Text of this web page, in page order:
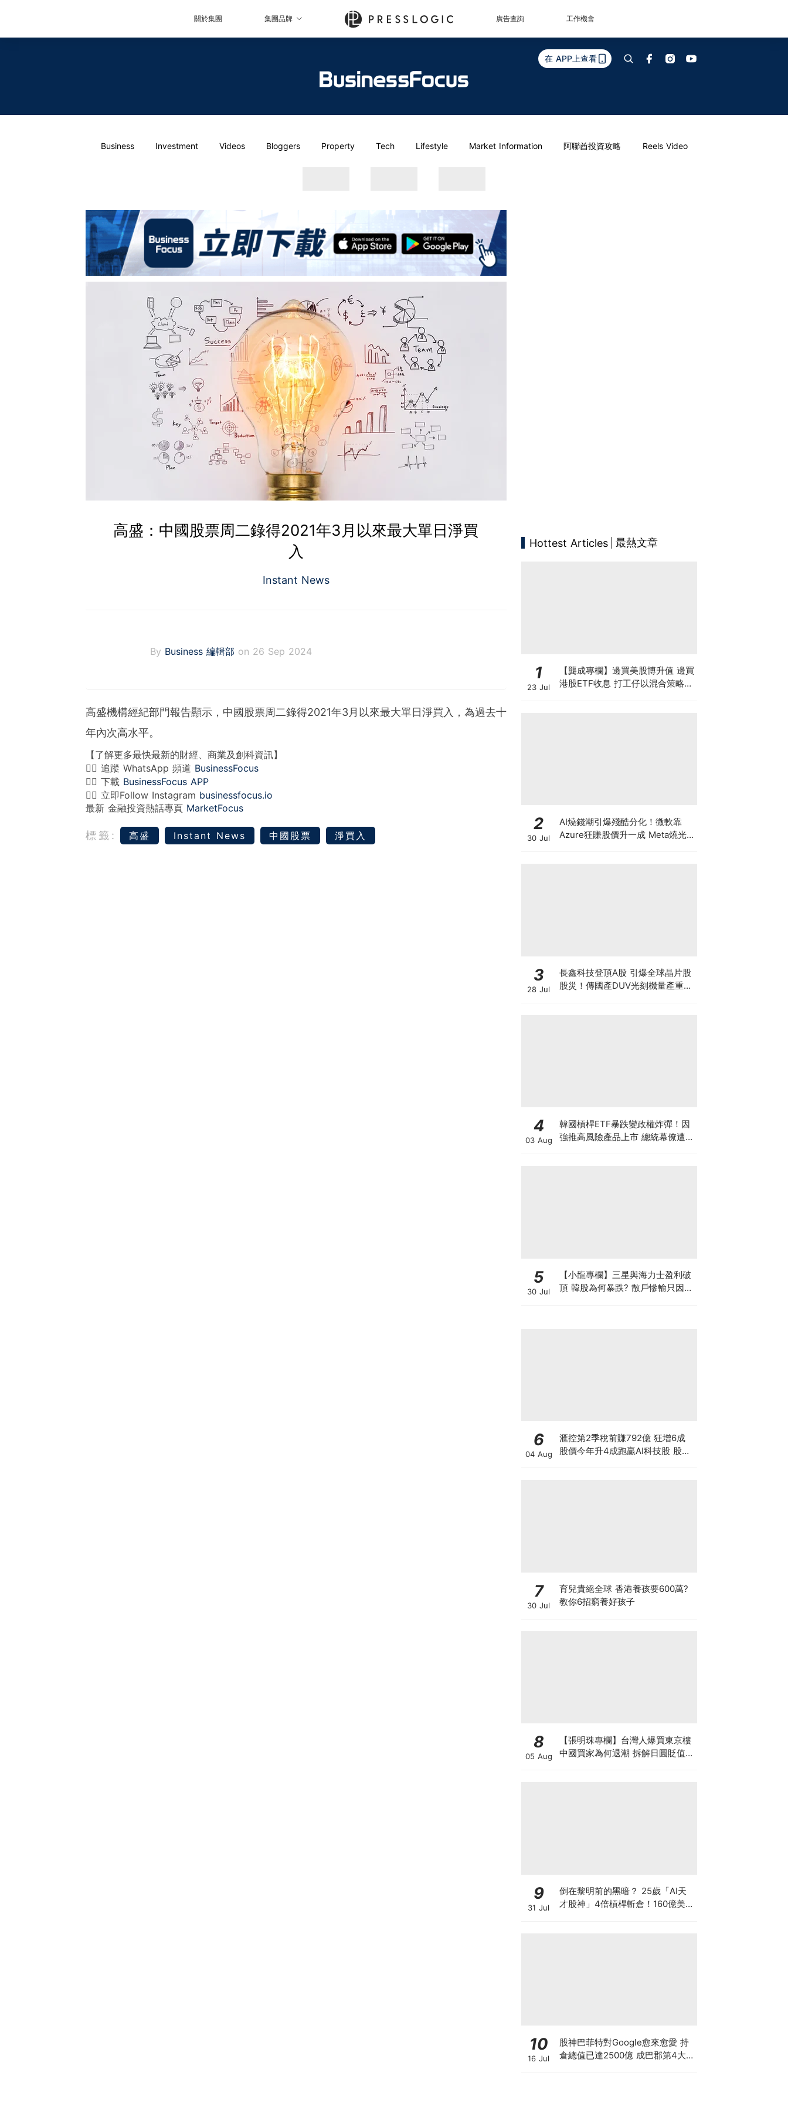
關於集團 集團品牌 廣告查詢 工作機會
在 APP上查看
Business Investment Videos Bloggers Property Tech Lifestyle Market Information 阿聯酋投資攻略 Reels Video
高盛：中國股票周二錄得2021年3月以來最大單日淨買
入
Instant News
By Business 編輯部 on 26 Sep 2024
高盛機構經紀部門報告顯示，中國股票周二錄得2021年3月以來最大單日淨買入，為過去十
年內次高水平。
【了解更多最快最新的財經、商業及創科資訊】
👉🏻 追蹤 WhatsApp 頻道 BusinessFocus
👉🏻 下載 BusinessFocus APP
👉🏻 立即Follow Instagram businessfocus.io
最新 金融投資熱話專頁 MarketFocus
標籤: 高盛 Instant News 中國股票 淨買入
Hottest Articles 最熱文章
1
23 Jul
【龔成專欄】邊買美股博升值 邊買
港股ETF收息 打工仔以混合策略投
2
30 Jul
AI燒錢潮引爆殘酷分化！微軟靠
Azure狂賺股價升一成 Meta燒光
3
28 Jul
長鑫科技登頂A股 引爆全球晶片股
股災！傳國產DUV光刻機量產重創
4
03 Aug
韓國槓桿ETF暴跌變政權炸彈！因
強推高風險產品上市 總統幕僚遭刑
5
30 Jul
【小龍專欄】三星與海力士盈利破
頂 韓股為何暴跌? 散戶慘輸只因忽
6
04 Aug
滙控第2季稅前賺792億 狂增6成
股價今年升4成跑贏AI科技股 股價
7
30 Jul
育兒貴絕全球 香港養孩要600萬?
教你6招窮養好孩子
8
05 Aug
【張明珠專欄】台灣人爆買東京樓
中國買家為何退潮 拆解日圓貶值與
9
31 Jul
倒在黎明前的黑暗？ 25歲「AI天
才股神」4倍槓桿斬倉！160億美元
10
16 Jul
股神巴菲特對Google愈來愈愛 持
倉總值已達2500億 成巴郡第4大